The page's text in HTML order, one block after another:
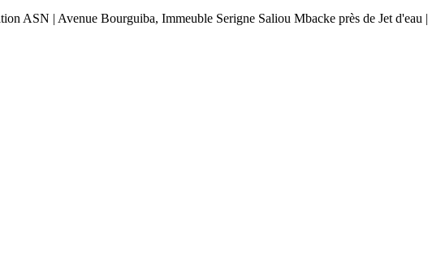
ASN | Avenue Bourguiba, Immeuble Serigne Saliou Mbacke près de Jet d'eau |